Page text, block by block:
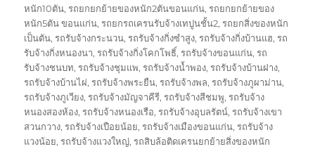
หนัก10ตัน,รถยกยกย้ายของหนัก2ตันขอนแก่น,รถยกยกย้ายของ
หนัก5ตัน ขอนแก่น,รถยกรถเครนรับจ้างเทปูนชั้น2,รถยกสิ่งของหนัก
เป็นตัน,รถรับจ้างกระนวน,รถรับจ้างกิ่งซำสูง,รถรับจ้างกิ่งบ้านแฮ,รถ
รับจ้างกิ่งหนองนา,รถรับจ้างกิ่งโคกโพธิ์,รถรับจ้างขอนแก่น,รถ
รับจ้างชนบท,รถรับจ้างชุมแพ,รถรับจ้างน้ำพอง,รถรับจ้างบ้านฝาง,
รถรับจ้างบ้านไผ่,รถรับจ้างพระยืน,รถรับจ้างพล,รถรับจ้างภูผาม่าน,
รถรับจ้างภูเวียง,รถรับจ้างมัญจาคีรี,รถรับจ้างสีชมพู,รถรับจ้าง
หนองสองห้อง,รถรับจ้างหนองเรือ,รถรับจ้างอุบลรัตน์,รถรับจ้างเขา
สวนกวาง,รถรับจ้างเปือยน้อย,รถรับจ้างเมืองขอนแก่น,รถรับจ้าง
แวงน้อย,รถรับจ้างแวงใหญ่,รถสิบล้อติดเครนยกย้ายสิ่งของหนัก